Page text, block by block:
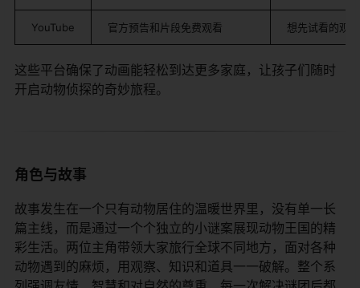
YouTube 官方预告和片段免费观看 想先试看的观众
这些平台确保了动画能轻松到达更多家庭，让孩子们随时
开启动物侦探的奇妙旅程。
角色与故事
故事发生在一个只有动物居住的温暖世界里，没有单一长
篇主线，而是通过一个个独立的小谜案展现动物王国的精
彩生活。两位主角带领大家旅行全球不同地方，面对各种
动物遇到的麻烦，用观察、知识和道具一一破解。整个系